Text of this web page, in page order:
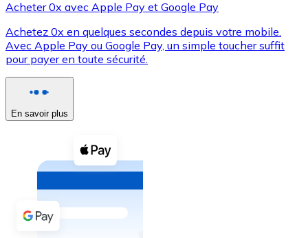
XRP
XRP
Voir toutes
Coupons crypto
Achetez des cryptomonnaies en espèces et d'autres
Acheter avec espèces
Virement SEPA
Acheter 0x avec Apple Pay et Google Pay
Achetez 0x en quelques secondes depuis votre mobile.
Avec Apple Pay ou Google Pay, un simple toucher suffit
pour payer en toute sécurité.
En savoir plus